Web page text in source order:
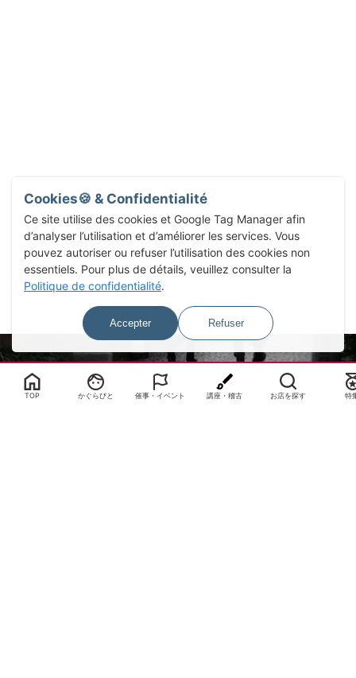
Select Language ▼
TOP かぐらびと 催事・イベント 講座・稽古 お店を探す 特
Cookies🍪 & Confidentialité
Ce site utilise des cookies et Google Tag Manager afin
d’analyser l’utilisation et d’améliorer les services. Vous
pouvez autoriser ou refuser l’utilisation des cookies non
essentiels. Pour plus de détails, veuillez consulter la
Politique de confidentialité.
Accepter Refuser